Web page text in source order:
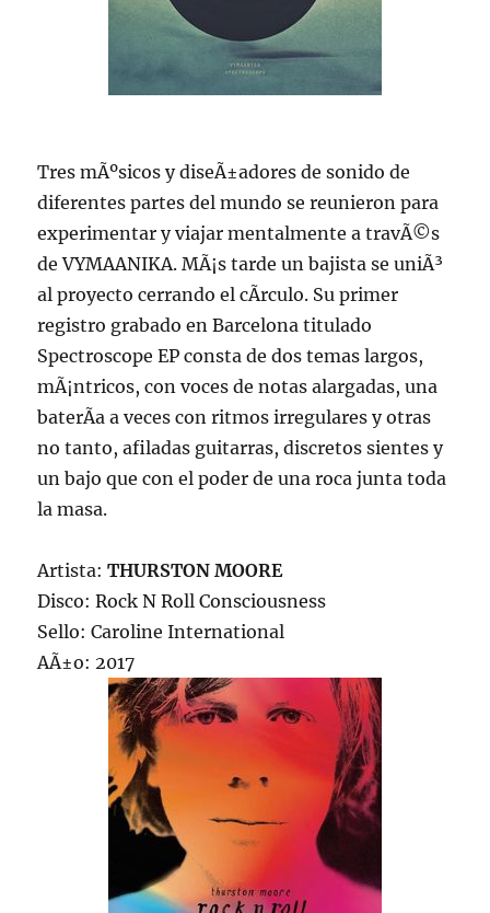
Tres mÃºsicos y diseÃ±adores de sonido de
diferentes partes del mundo se reunieron para
experimentar y viajar mentalmente a travÃ©s
de VYMAANIKA. MÃ¡s tarde un bajista se uniÃ³
al proyecto cerrando el cÃ­rculo. Su primer
registro grabado en Barcelona titulado
Spectroscope EP consta de dos temas largos,
mÃ¡ntricos, con voces de notas alargadas, una
baterÃ­a a veces con ritmos irregulares y otras
no tanto, afiladas guitarras, discretos sientes y
un bajo que con el poder de una roca junta toda
la masa.
Artista:THURSTON MOORE
Disco: Rock N Roll Consciousness
Sello: Caroline International
AÃ±o: 2017